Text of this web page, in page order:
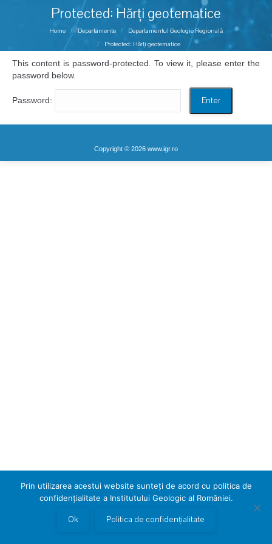
Protected: Hărți geotematice
You are here:
Home Departamente
Departamentul Geologie Regională
Protected: Hărți geotematice
This content is password-protected. To view it, please enter the
password below.
Password:
Copyright © 2026 www.igr.ro
Prin utilizarea acestui website sunteți de acord cu politica de
confidențialitate a Institutului Geologic al României.
Ok Politica de confidențialitate